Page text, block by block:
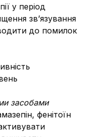
у період
зв’язування
до помилок
засобами
фенітоїн